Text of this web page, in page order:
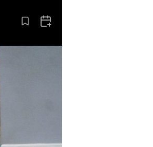
Aus den Lesezeichen entfernen
Zum Kalender hinzufügen